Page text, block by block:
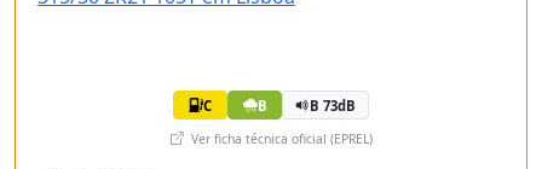
C B B 73dB
Ver ficha técnica oficial (EPREL)